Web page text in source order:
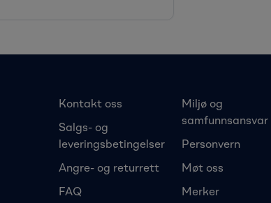
Kontakt oss
Salgs- og
leveringsbetingelser
Angre- og returrett
FAQ
Miljø og
samfunnsansvar
Personvern
Møt oss
Merker